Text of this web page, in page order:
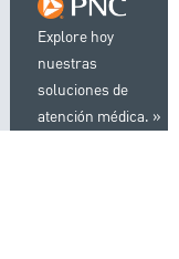
Explore hoy
nuestras
soluciones de
atención médica.